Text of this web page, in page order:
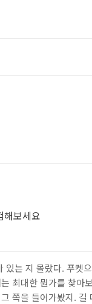
해보세요
는 지 몰랐다. 푸켓
최대한 뭔가를 찾아
쪽을 들어가봤지.